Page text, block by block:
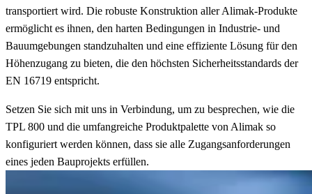
transportiert wird. Die robuste Konstruktion aller Alimak-Produkte
ermöglicht es ihnen, den harten Bedingungen in Industrie- und
Bauumgebungen standzuhalten und eine effiziente Lösung für den
Höhenzugang zu bieten, die den höchsten Sicherheitsstandards der
EN 16719 entspricht.
Setzen Sie sich mit uns in Verbindung, um zu besprechen, wie die
TPL 800 und die umfangreiche Produktpalette von Alimak so
konfiguriert werden können, dass sie alle Zugangsanforderungen
eines jeden Bauprojekts erfüllen.